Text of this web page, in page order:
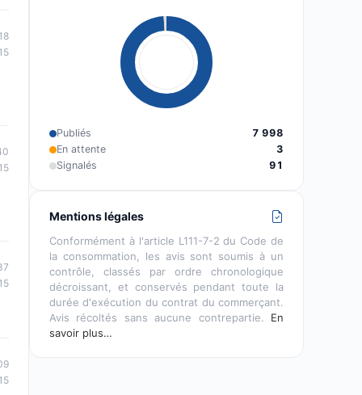
Publiés
7 998
En attente
3
Signalés
91
Mentions légales
Conformément à l'article L111-7-2 du Code de
la consommation, les avis sont soumis à un
contrôle, classés par ordre chronologique
décroissant, et conservés pendant toute la
durée d'exécution du contrat du commerçant.
Avis récoltés sans aucune contrepartie. En
savoir plus…